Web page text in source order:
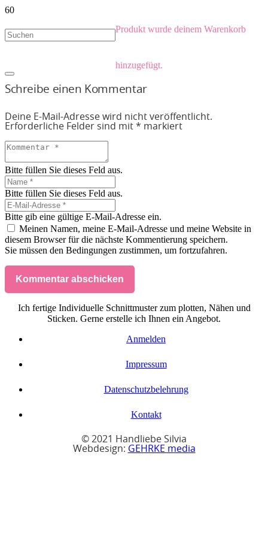
Produkt wurde deinem Warenkorb
hinzugefügt.
Schreibe einen Kommentar
Deine E-Mail-Adresse wird nicht veröffentlicht.
Erforderliche Felder sind mit * markiert
Bitte füllen Sie dieses Feld aus.
Bitte füllen Sie dieses Feld aus.
Bitte gib eine gültige E-Mail-Adresse ein.
Meinen Namen, meine E-Mail-Adresse und meine Website in
diesem Browser für die nächste Kommentierung speichern.
Sie müssen den Bedingungen zustimmen, um fortzufahren.
Kommentar abschicken
Ich fertige Individuelle Schnittmuster zum plotten, Nähen und
Sticken. Gerne erstelle ich Ihnen ein Angebot.
Anmelden
Impressum
Datenschutzbelehrung
Kontakt
© 2021 Handliebe Silvia
Webdesign: GEHRKE media